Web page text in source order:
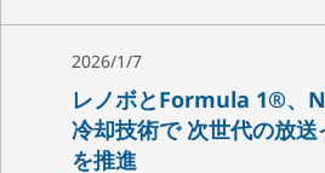
2026/1/7
レノボとFormula 1®、
冷却技術で 次世代の放
を推進